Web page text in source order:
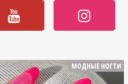
МОДНЫЕ НОГТИ